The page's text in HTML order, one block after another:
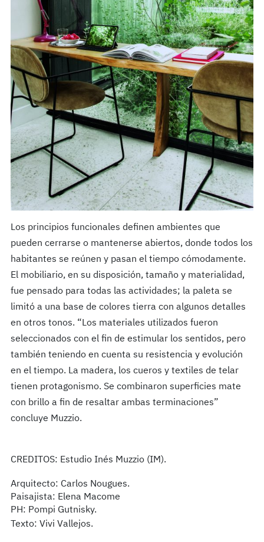
Los principios funcionales definen ambientes que
pueden cerrarse o mantenerse abiertos, donde todos los
habitantes se reúnen y pasan el tiempo cómodamente.
El mobiliario, en su disposición, tamaño y materialidad,
fue pensado para todas las actividades; la paleta se
limitó a una base de colores tierra con algunos detalles
en otros tonos. “Los materiales utilizados fueron
seleccionados con el fin de estimular los sentidos, pero
también teniendo en cuenta su resistencia y evolución
en el tiempo. La madera, los cueros y textiles de telar
tienen protagonismo. Se combinaron superficies mate
con brillo a fin de resaltar ambas terminaciones”
concluye Muzzio.
CREDITOS: Estudio Inés Muzzio (IM).
Arquitecto: Carlos Nougues.
Paisajista: Elena Macome
PH: Pompi Gutnisky.
Texto: Vivi Vallejos.